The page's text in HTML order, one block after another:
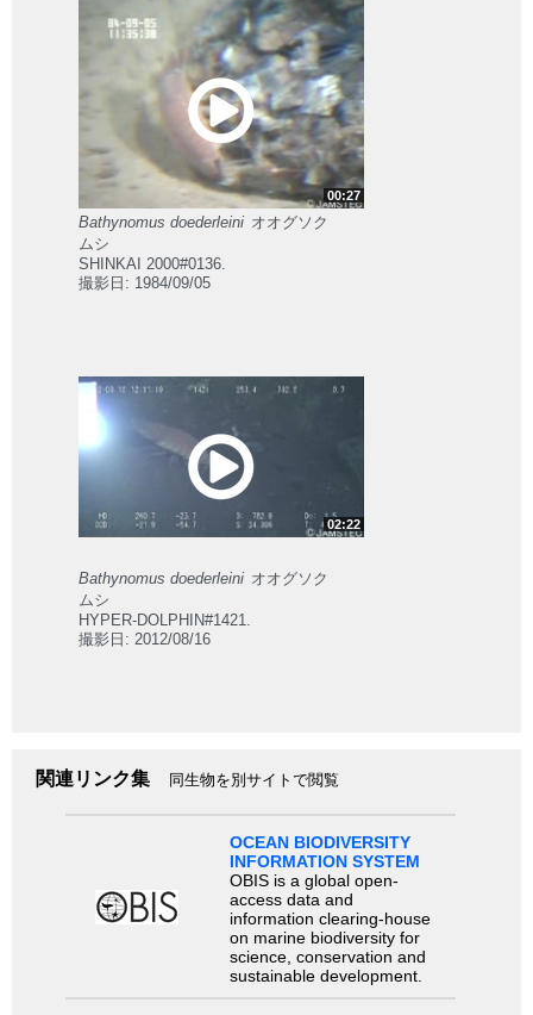
00:27
Bathynomus doederleini オオグソク
ムシ
SHINKAI 2000#0136.
撮影日: 1984/09/05
02:22
Bathynomus doederleini オオグソク
ムシ
HYPER-DOLPHIN#1421.
撮影日: 2012/08/16
関連リンク集 同生物を別サイトで閲覧
OCEAN BIODIVERSITY
INFORMATION SYSTEM
OBIS is a global open-
access data and
information clearing-house
on marine biodiversity for
science, conservation and
sustainable development.